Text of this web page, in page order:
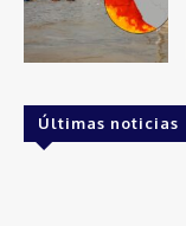
Últimas noticias